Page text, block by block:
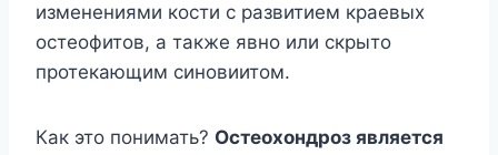
изменениями кости с развитием краевых
остеофитов, а также явно или скрыто
протекающим синовиитом.
Как это понимать? Остеохондроз является